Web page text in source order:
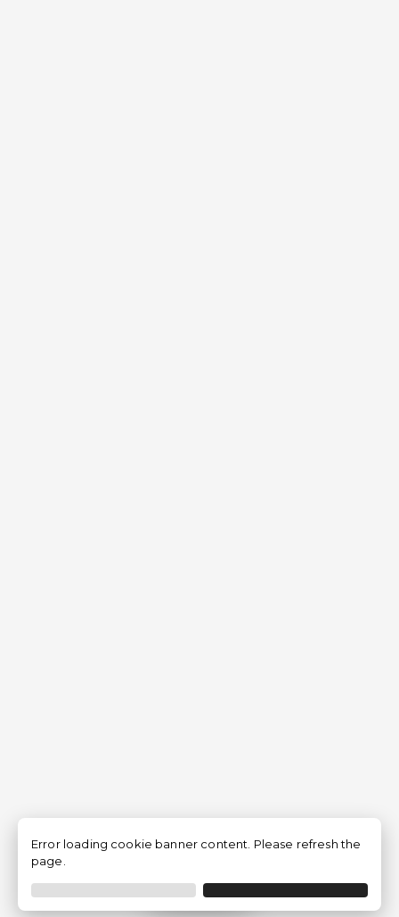
Filtrar
Error loading cookie banner content. Please refresh the
page.